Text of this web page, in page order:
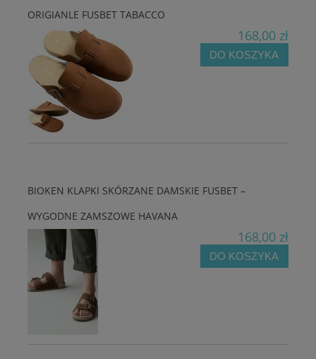
ORIGIANLE FUSBET TABACCO
168,00 zł
DO KOSZYKA
BIOKEN KLAPKI SKÓRZANE DAMSKIE FUSBET –
WYGODNE ZAMSZOWE HAVANA
168,00 zł
DO KOSZYKA